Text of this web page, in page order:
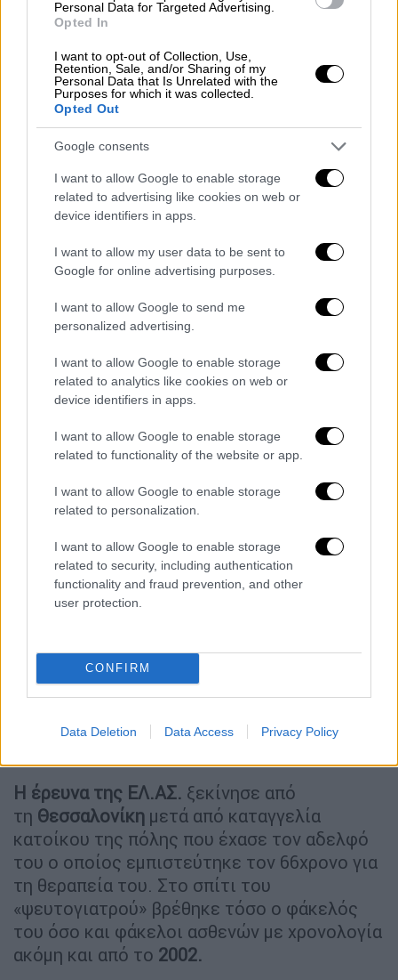
Personal Data for Targeted Advertising.
Opted In
I want to opt-out of Collection, Use,
Retention, Sale, and/or Sharing of my
Personal Data that Is Unrelated with the
Purposes for which it was collected.
Opted Out
Google consents
I want to allow Google to enable storage
related to advertising like cookies on web or
device identifiers in apps.
I want to allow my user data to be sent to
Google for online advertising purposes.
I want to allow Google to send me
personalized advertising.
I want to allow Google to enable storage
related to analytics like cookies on web or
device identifiers in apps.
I want to allow Google to enable storage
related to functionality of the website or app.
I want to allow Google to enable storage
related to personalization.
I want to allow Google to enable storage
related to security, including authentication
functionality and fraud prevention, and other
user protection.
CONFIRM
Data Deletion Data Access Privacy Policy
Οι αστυνομικοί που διερεύνησαν την
υπόθεση σεσυνεννόησημε τις γερμανικές
αρχές έκαναν έρευνα και στο ιατρείο του
72χρονου συνεργού του που είναι γενικός
ιατρός, αλλά παρουσιαζόταν στα θύματα ως
γενετιστής. Εκεί έλεγαν στους
ανυποψίαστους ασθενείς ότι θα υποβληθούν
σε μία ειδική εξέταση τύπουPet Scanη
οποία δίνει ανατομικές και μεταβολικές
συνεισφέρει στην διάγνωση ασθενειών.
Αυτή η εξέταση γινόταν στην συντριπτική
πλειονότητα των περιπτώσεων στις
κλινικές με τις οποίες συνεργαζόταν ο
72χρονος με τα έξοδα διαμονής να
βαραίνουν τον ασθενή και την οικογένειά
«Φρούριο» το σπίτι του
ψευτογιατρού
Κορωπίούτε οι αστυνομικοί δεν πίστευαν
πόσα μέτρα αντιπαρακολούθησης είχε λάβει,
όταν έκαναν έφοδο. Κάμερες ασφαλείας
υπήρχαν σχεδόν σε κάθε γωνιά του σπιτιού,
ενώ στην ταράτσα είχε τοποθετήσει μέχρι
και υψηλής τεχνολογίας ρομποτική κάμερα
Ο κατηγορούμενος δεχόταν απειλές από τα
θύματά του και μάλιστα σε ορισμένες
χρηματικού ποσού που είχε λάβει,
Η έρευνα της ΕΛ.ΑΣ. ξεκίνησε από
τη Θεσσαλονίκη μετά από καταγγελία
κατοίκου της πόλης που έχασε τον αδελφό
του ο οποίος εμπιστεύτηκε τον 66χρονο για
τη θεραπεία του. Στο σπίτι του
«ψευτογιατρού» βρέθηκε τόσο ο φάκελός
του όσο και φάκελοι ασθενών με χρονολογία
ακόμη και από το 2002.